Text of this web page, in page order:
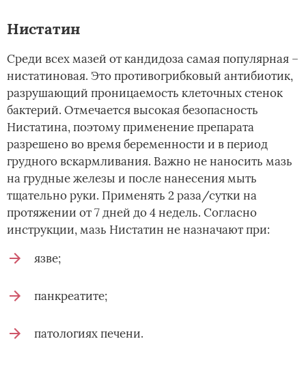
Нистатин
Среди всех мазей от кандидоза самая популярная –
нистатиновая. Это противогрибковый антибиотик,
разрушающий проницаемость клеточных стенок
бактерий. Отмечается высокая безопасность
Нистатина, поэтому применение препарата
разрешено во время беременности и в период
грудного вскармливания. Важно не наносить мазь
на грудные железы и после нанесения мыть
тщательно руки. Применять 2 раза/сутки на
протяжении от 7 дней до 4 недель. Согласно
инструкции, мазь Нистатин не назначают при:
язве;
панкреатите;
патологиях печени.